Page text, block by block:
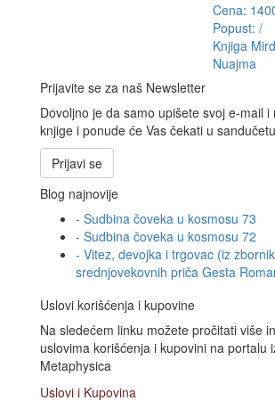
Cena:
Popust: /
Knjiga
Nuajma
Prijavite se za naš Newsletter
Dovoljno je da samo upišete svoj e-mail i
knjige i ponude će Vas čekati u
Prijavi se
Blog najnovije
- Sudbina čoveka u kosmosu 73
- Sudbina čoveka u kosmosu 72
- Vitez, devojka i trgovac (iz
srednjovekovnih priča Gesta
Uslovi korišćenja i kupovine
Na sledećem linku možete pročitati više
uslovima korišćenja i kupovini na portalu
Metaphysica
Uslovi i Kupovina